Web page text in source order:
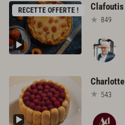
RECETTE OFFERTE ! Clafoutis
849
Charlotte
543